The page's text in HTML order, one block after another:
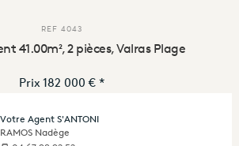
REF 4043
41.00m², 2 pièces, Valras Plage
Prix182 000 € *
Votre Agent S'ANTONI
RAMOS Nadège